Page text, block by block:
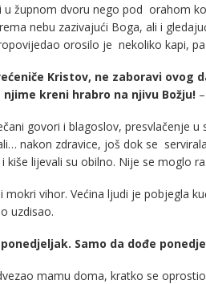
u župnom dvoru nego pod orahom
nebu zazivajući Boga, ali i
orosilo je nekoliko kapi,
Kristov, ne zaboravi
kreni hrabro na njivu Božju!
govori i blagoslov, presvlačenje
nakon zdravice, još dok se
kiše lijevali su obilno. Nije se moglo
vihor. Većina ljudi je pobjegla
uzdisao.
Samo da dođe
mamu doma, kratko se